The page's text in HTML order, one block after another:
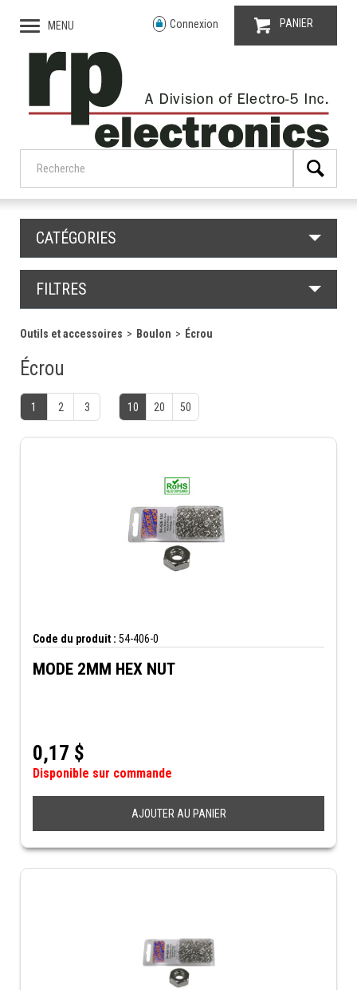
MENU Connexion PANIER
CATÉGORIES
FILTRES
Outils et accessoires Boulon Écrou
Écrou
1 2 3 10 20 50
Code du produit : 54-406-0
MODE 2MM HEX NUT
0,17 $
Disponible sur commande
AJOUTER AU PANIER